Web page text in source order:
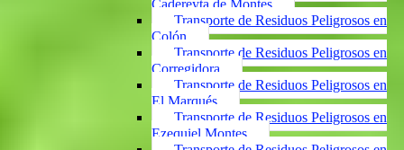
Cadereyta de Montes
Transporte de Residuos Peligrosos en
Colón
Transporte de Residuos Peligrosos en
Corregidora
Transporte de Residuos Peligrosos en
El Marqués
Transporte de Residuos Peligrosos en
Ezequiel Montes